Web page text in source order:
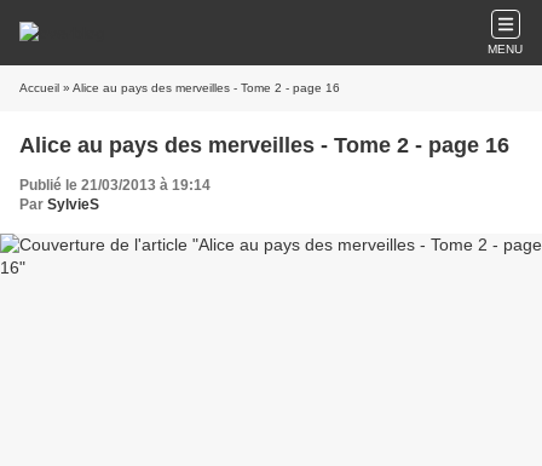
MENU
Accueil » Alice au pays des merveilles - Tome 2 - page 16
Alice au pays des merveilles - Tome 2 - page 16
Publié le 21/03/2013 à 19:14
Par SylvieS